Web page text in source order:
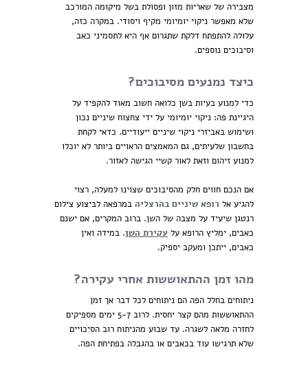
מצבירה של שאריות מזון ופסולת בשל מיקומה המורכב
שלא מאפשר ניקוי יומיומי מקיף ויסודי. במקרה כזה,
עלולה להתפתח דלקת שתגרום אף היא לתסמיני כאב
וסיבוכים נוספים.
כיצד נמנעים מסיבוכים?
כדי למנוע בעיות בשן כלואה חשוב מאוד להקפיד על
היגיינת פה: ניקוי יומיומי על ידי צחצוח שיניים נכון
ושימוש באביזרי ניקוי שיניים ייעודיים. כדאי לקחת
בחשבון שלעיתים, גם המאמצים הראויים ביותר לא יוכלו
למנוע זיהום וזאת לאור קשיי הגישה לאזור.
אם הנכם חווים חלק מהסיבוכים שצוינו למעלה, רצוי
להגיע אל רופא שיניים בהרצליה במרפאה לביצוע צילום
רנטגן שיעיד על מצבה של השן. ברוב המקרים, אם ישנם
כאבים, ימליץ הרופא על עקירת השן. במידה ואין
כאבים, ייתכן ומעקב יספיק.
מהו זמן ההתאוששות אחרי עקירה?
ניתוחים בחלל הפה הם ניתוחים לכל דבר אך זמן
ההתאוששות מהם קצר יחסית. לרוב 5-7 ימים מספיקים
לחזרה מלאה לשגרה. עד שבוע מהניתוח רוב הסיכויים
שלא תרגישו עוד בכאבים או בהגבלה בפתיחת הפה.